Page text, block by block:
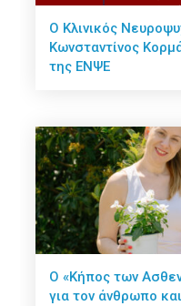
Ο Κλινικός
Κωνσταντίνος
της ΕΝΨΕ
Ο «Κήπος των
για τον άνθρωπο